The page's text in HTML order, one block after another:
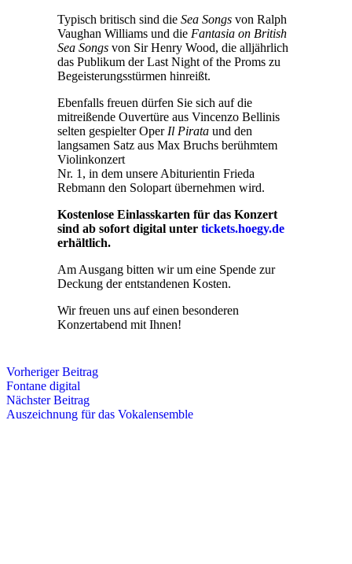
Typisch britisch sind dieSea Songsvon Ralph
Vaughan Williams und die Fantasia on British
Sea Songsvon Sir Henry Wood, die alljährlich
das Publikum der Last Night of the Proms zu
Begeisterungsstürmen hinreißt.
Ebenfalls freuen dürfen Sie sich auf die
mitreißende Ouvertüre aus Vincenzo Bellinis
selten gespielter Oper Il Pirata und den
langsamen Satz aus Max Bruchs berühmtem
Violinkonzert
Nr. 1, in dem unsere Abiturientin Frieda
Rebmann den Solopart übernehmen wird.
Kostenlose Einlasskarten für das Konzert
sind ab sofort digital unter tickets.hoegy.de
erhältlich.
Am Ausgang bitten wir um eine Spende zur
Deckung der entstandenen Kosten.
Wir freuen uns auf einen besonderen
Konzertabend mit Ihnen!
Vorheriger Beitrag
Fontane digital
Nächster Beitrag
Auszeichnung für das Vokalensemble